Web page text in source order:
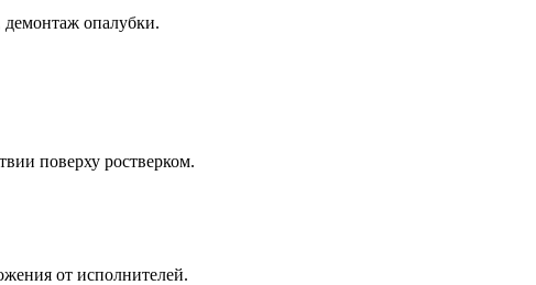
опалубки.
поверху ростверком.
от исполнителей.